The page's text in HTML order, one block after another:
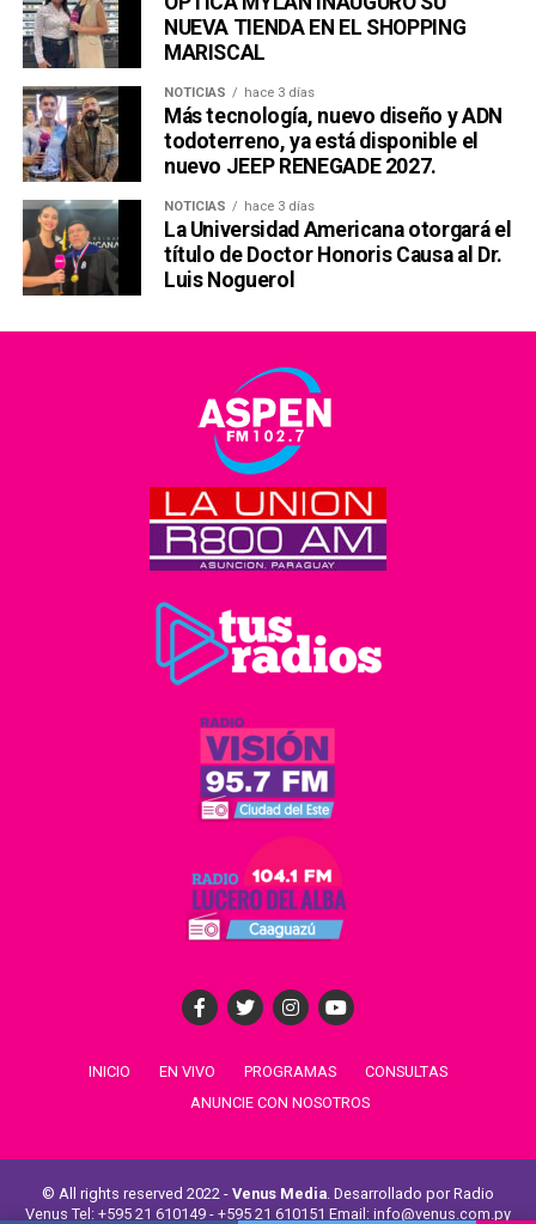
NUEVA TIENDA EN EL SHOPPING
MARISCAL
NOTICIAS hace 3 días
Más tecnología, nuevo diseño y ADN
todoterreno, ya está disponible el
nuevo JEEP RENEGADE 2027.
NOTICIAS hace 3 días
La Universidad Americana otorgará el
título de Doctor Honoris Causa al Dr.
Luis Noguerol
INICIO EN VIVO PROGRAMAS
CONSULTAS
ANUNCIE CON NOSOTROS
© All rights reserved 2022 - Venus Media. Desarrollado por Radio
Venus Tel: +595 21 610149 - +595 21 610151 Email: info@venus.com.py